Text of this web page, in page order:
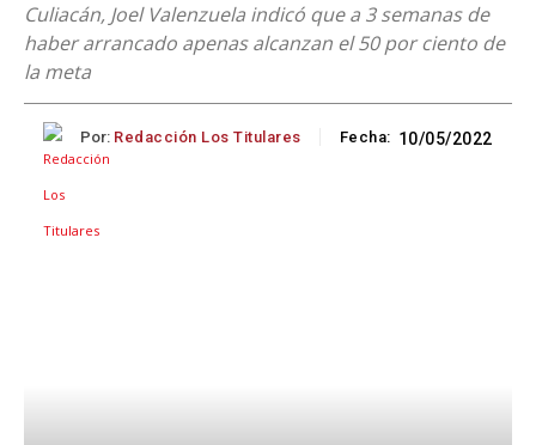
Culiacán, Joel Valenzuela indicó que a 3 semanas de
haber arrancado apenas alcanzan el 50 por ciento de
la meta
Por: Redacción Los Titulares Fecha: 10/05/2022